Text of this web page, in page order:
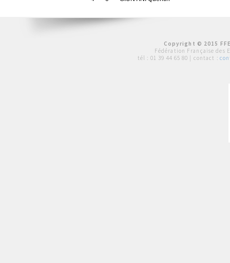
Copyright © 2015
Fédération Française des
tél : 01 39 44 65 80 | contact :